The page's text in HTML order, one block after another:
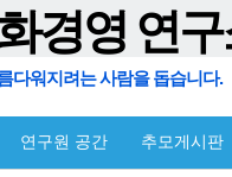
경영 연
다워지려는 사람을 돕습니다.
연구원 공간 추모게시판